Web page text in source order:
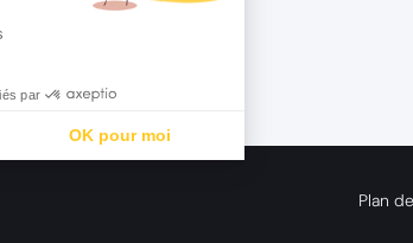
par
OK pour moi
et de gérer vos paramètres de
Plan